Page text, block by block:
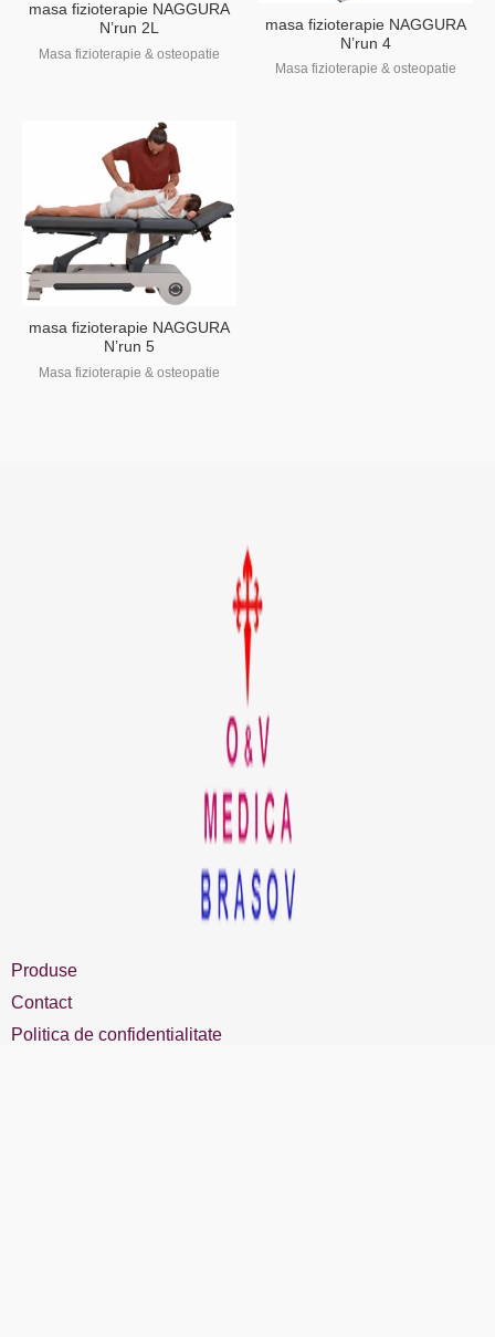
masa fizioterapie NAGGURA
N’run 2L
Masa fizioterapie & osteopatie
masa fizioterapie NAGGURA
N’run 4
Masa fizioterapie & osteopatie
masa fizioterapie NAGGURA
N’run 5
Masa fizioterapie & osteopatie
Produse
Contact
Politica de confidentialitate